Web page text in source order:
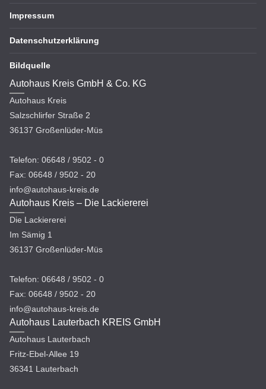
Impressum
Datenschutzerklärung
Bildquelle
Autohaus Kreis GmbH & Co. KG
Autohaus Kreis
Salzschlirfer Straße 2
36137 Großenlüder-Müs
Telefon: 06648 / 9502 - 0
Fax: 06648 / 9502 - 20
info@autohaus-kreis.de
Autohaus Kreis – Die Lackiererei
Die Lackiererei
Im Sämig 1
36137 Großenlüder-Müs
Telefon: 06648 / 9502 - 0
Fax: 06648 / 9502 - 20
info@autohaus-kreis.de
Autohaus Lauterbach KREIS GmbH
Autohaus Lauterbach
Fritz-Ebel-Allee 19
36341 Lauterbach